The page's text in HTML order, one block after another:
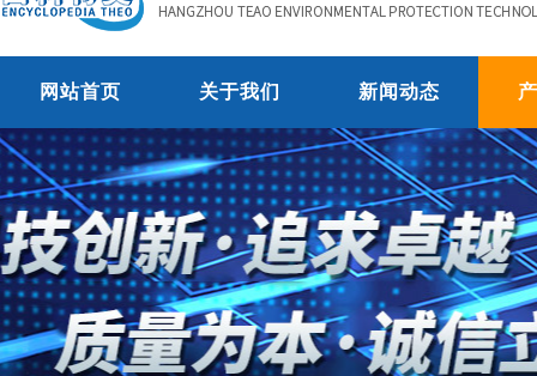
网站首页 关于我们 新闻动态